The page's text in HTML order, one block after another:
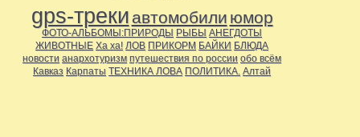
gps-треки автомобили юмор
ФОТО-АЛЬБОМЫ:ПРИРОДЫ РЫБЫ АНЕГДОТЫ
ЖИВОТНЫЕ Ха ха! ЛОВ ПРИКОРМ БАЙКИ БЛЮДА
новости анархотуризм путешествия по россии обо всём
Кавказ Карпаты ТЕХНИКА ЛОВА ПОЛИТИКА. Алтай